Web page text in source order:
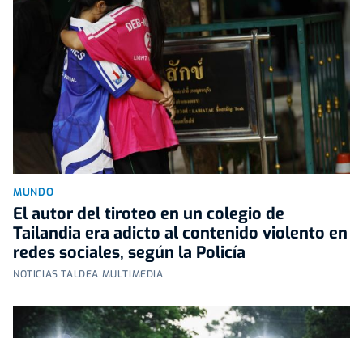
MUNDO
El autor del tiroteo en un colegio de
Tailandia era adicto al contenido violento en
redes sociales, según la Policía
NOTICIAS TALDEA MULTIMEDIA